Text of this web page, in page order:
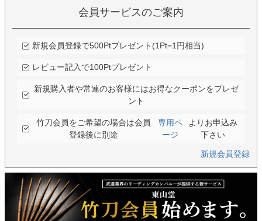
会員サービスのご案内
新規会員登録で500Ptプレゼント(1Pt=1円相当)
レビュー記入で100Ptプレゼント
新規購入者や常連のお客様にはお得なクーポンをプレゼ
ント
竹刀会員をご希望の場合は会員
登録後に別途
専用ペ
ージ
よりお申込み
下さい
新規会員登録